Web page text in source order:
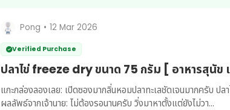
Pong • 12 Mar 2026
Verified Purchase
ปลาไข่ freeze dry ขนาด 75 กรัม [ อาหารสุนัข
แกะกล่องลองเลย: เปิดซองมากลิ่นหอมปลาทะเลชัดเจนมากครับ
ผลลัพธ์จากเจ้านาย: ไม่ต้องรอนานครับ วิ่งมาหาตั้งแต่ยังไม่วา...